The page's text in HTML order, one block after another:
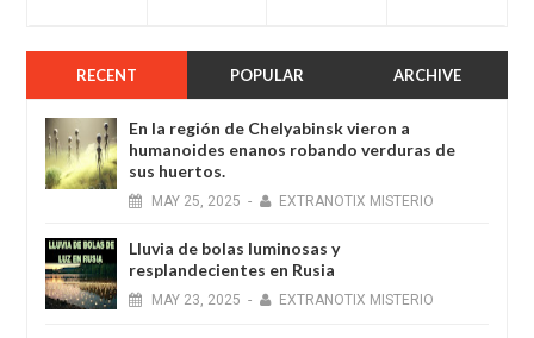
RECENT POPULAR ARCHIVE
En la región de Chelyabinsk vieron a
humanoides enanos robando verduras de
sus huertos.
MAY 25, 2025 - EXTRANOTIX MISTERIO
Lluvia de bolas luminosas y
resplandecientes en Rusia
MAY 23, 2025 - EXTRANOTIX MISTERIO